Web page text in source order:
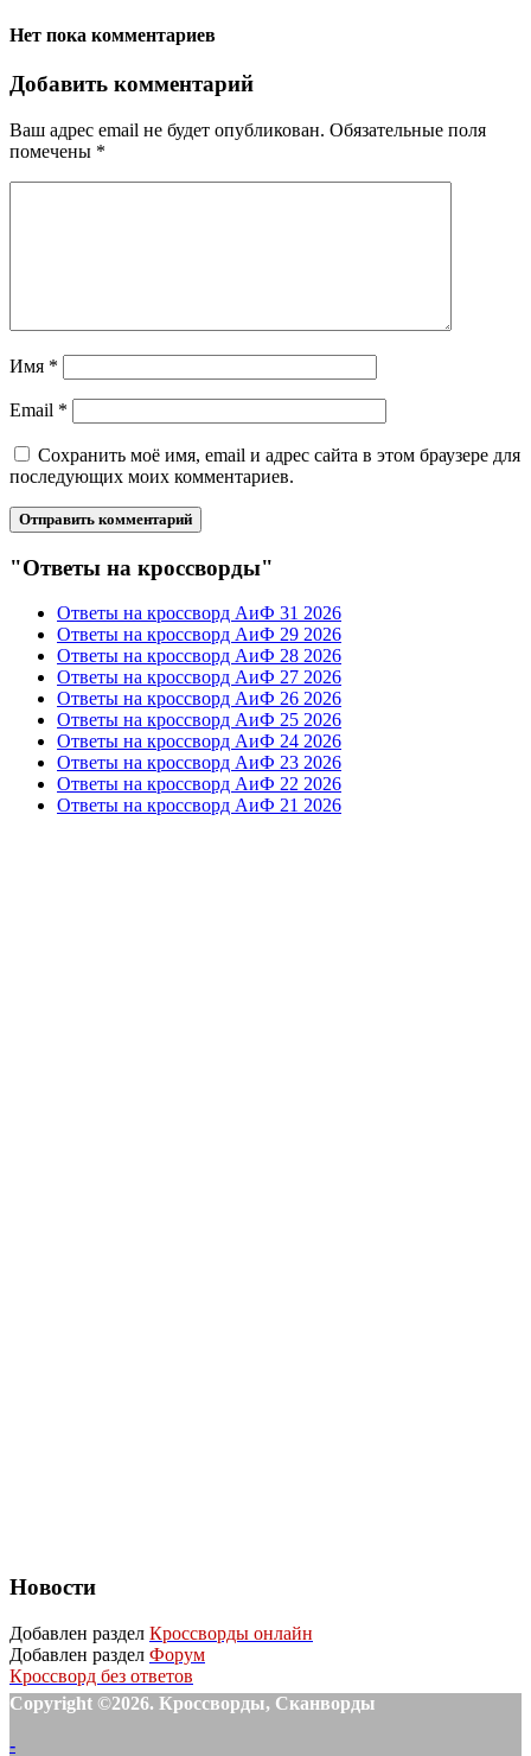
Нет пока комментариев
Добавить комментарий
Ваш адрес email не будет опубликован. Обязательные поля
помечены *
Имя *
Email *
Сохранить моё имя, email и адрес сайта в этом браузере для
последующих моих комментариев.
"Ответы на кроссворды"
Ответы на кроссворд АиФ 31 2026
Ответы на кроссворд АиФ 29 2026
Ответы на кроссворд АиФ 28 2026
Ответы на кроссворд АиФ 27 2026
Ответы на кроссворд АиФ 26 2026
Ответы на кроссворд АиФ 25 2026
Ответы на кроссворд АиФ 24 2026
Ответы на кроссворд АиФ 23 2026
Ответы на кроссворд АиФ 22 2026
Ответы на кроссворд АиФ 21 2026
Новости
Добавлен раздел Кроссворды онлайн
Добавлен раздел Форум
Кроссворд без ответов
Copyright ©2026. Кроссворды, Сканворды
-